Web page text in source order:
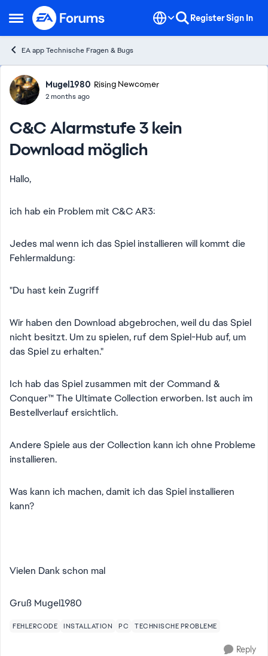
Open Side Menu
Skip to content RegisterSign In
EA app Technische Fragen & Bugs
Forum Discussion
Mugel1980 Rising Newcomer
2 months ago
C&C Alarmstufe 3 kein
Download möglich
Hallo,
ich hab ein Problem mit C&C AR3:
Jedes mal wenn ich das Spiel installieren will kommt die
Fehlermaldung:
"Du hast kein Zugriff
Wir haben den Download abgebrochen, weil du das Spiel
nicht besitzt. Um zu spielen, ruf dem Spiel-Hub auf, um
das Spiel zu erhalten."
Ich hab das Spiel zusammen mit der Command &
Conquer™ The Ultimate Collection erworben. Ist auch im
Bestellverlauf ersichtlich.
Andere Spiele aus der Collection kann ich ohne Probleme
installieren.
Was kann ich machen, damit ich das Spiel installieren
kann?
Vielen Dank schon mal
Gruß Mugel1980
FEHLERCODE INSTALLATION PC TECHNISCHE PROBLEME
Reply